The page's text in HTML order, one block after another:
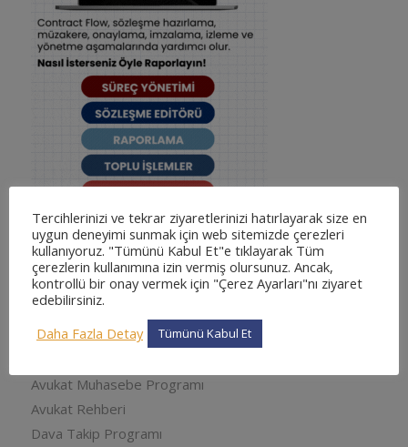
KATEGORILER
adliyesine nasıl gidilir
adliyesine nasıl gidilir
Avukat Muhasebe Programı
Avukat Rehberi
Dava Takip Programı
Tercihlerinizi ve tekrar ziyaretlerinizi hatırlayarak size en
uygun deneyimi sunmak için web sitemizde çerezleri
kullanıyoruz. "Tümünü Kabul Et"e tıklayarak Tüm
çerezlerin kullanımına izin vermiş olursunuz. Ancak,
kontrollü bir onay vermek için "Çerez Ayarları"nı ziyaret
edebilirsiniz.
Daha Fazla Detay
Tümünü Kabul Et